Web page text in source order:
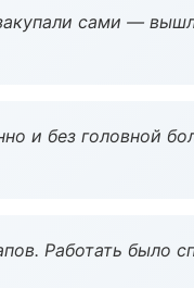
сами —
и без головной
Работать было